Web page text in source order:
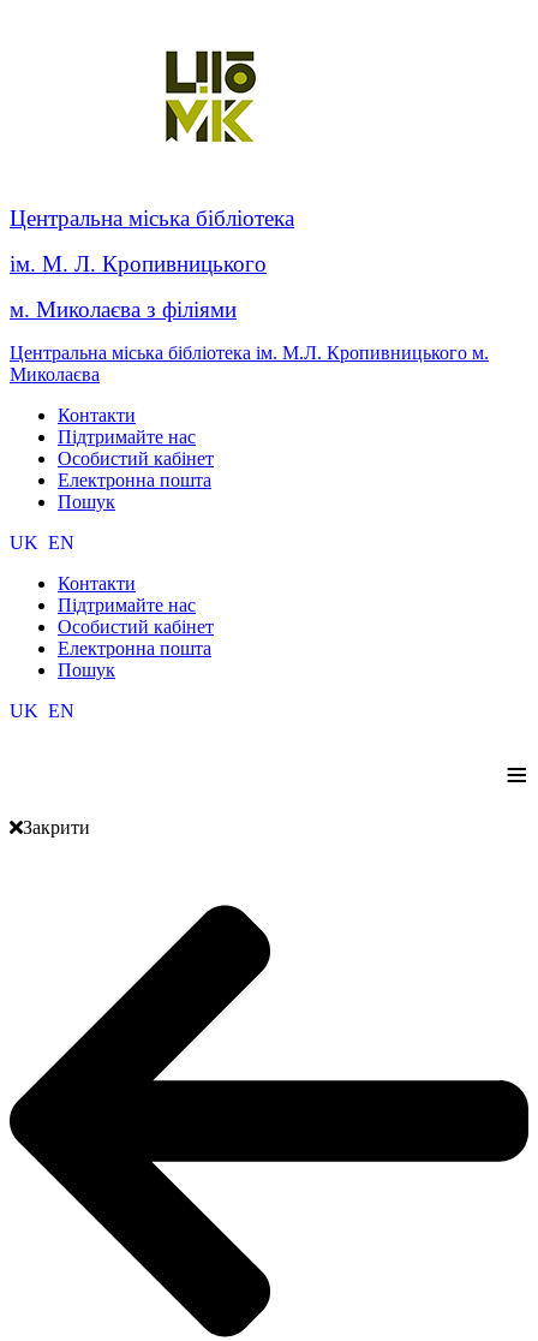
Центральна міська бібліотека
ім. М. Л. Кропивницького
м. Миколаєва з філіями
Центральна міська бібліотека ім. М.Л. Кропивницького м.
Миколаєва
Контакти
Підтримайте нас
Особистий кабінет
Електронна пошта
Пошук
UK EN
Контакти
Підтримайте нас
Особистий кабінет
Електронна пошта
Пошук
UK EN
≡
Закрити